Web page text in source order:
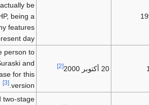
first release that could actually be
standalone language with many features
that have endured to the present day.
Development moves from one person to
multiple developers. Zeev Suraski and
Andi Gutmans rewrite the base for this
Added more advanced two-stage